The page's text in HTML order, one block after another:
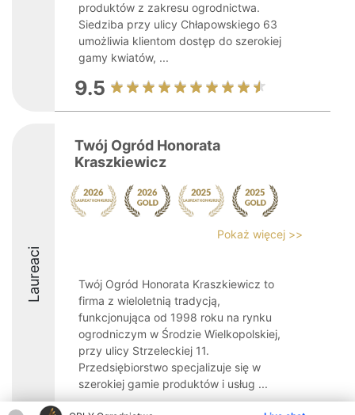
produktów z zakresu ogrodnictwa.
Siedziba przy ulicy Chłapowskiego 63
umożliwia klientom dostęp do szerokiej
gamy kwiatów, ...
9.5
Laureaci
Twój Ogród Honorata
Kraszkiewicz
Pokaż więcej >>
Twój Ogród Honorata Kraszkiewicz to
firma z wieloletnią tradycją,
funkcjonująca od 1998 roku na rynku
ogrodniczym w Środzie Wielkopolskiej,
przy ulicy Strzeleckiej 11.
Przedsiębiorstwo specjalizuje się w
szerokiej gamie produktów i usług ...